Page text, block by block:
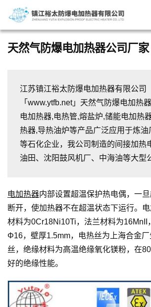
天然气防爆电加热器公司厂家
江苏镇江裕太防爆电加热器有限公司
「www.ytfb.net」天然气防爆电加热
电加热器,电热管,熔盐炉,储能电加热
热器,导热油炉等产品广泛应用于炼油
等石化企业，我公司制造的间接加热
油田、沈阳鼓风机厂、中海油等大型
电加热器内部设置超温保护热电偶，一
断开，使加热器不在超温状态下运行。
材料为0Cr18Ni10Ti，法兰材料为16MnII
Φ16，壁厚1.5mm，电热丝为上海合金
丝，绝缘材料为高温绝缘氧化镁粉，在
好的绝缘性能。